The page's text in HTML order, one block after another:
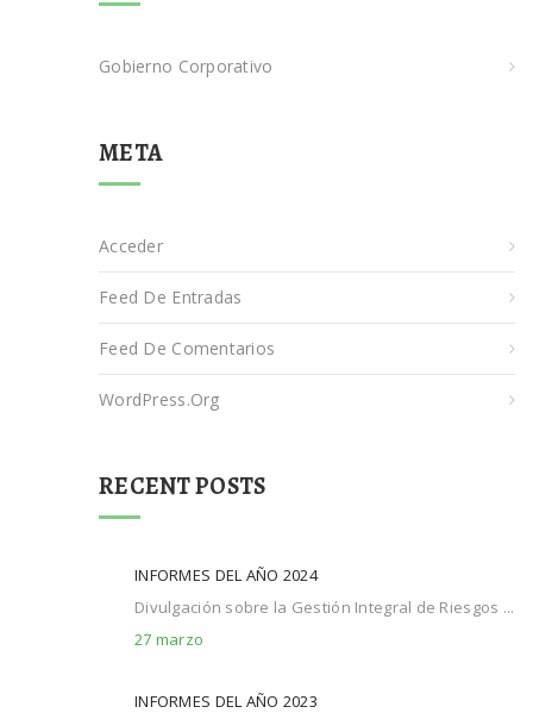
Gobierno Corporativo
META
Acceder
Feed De Entradas
Feed De Comentarios
WordPress.org
RECENT POSTS
INFORMES DEL AÑO 2024
Divulgación sobre la Gestión Integral de Riesgos ...
27 marzo
INFORMES DEL AÑO 2023